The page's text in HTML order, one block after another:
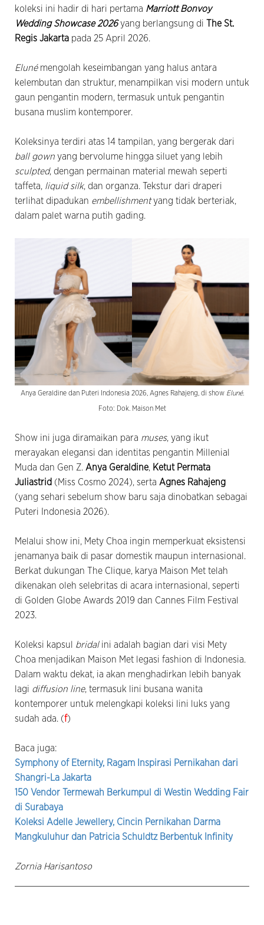
koleksi ini hadir di hari pertama Marriott Bonvoy
Wedding Showcase 2026yang berlangsung di
The St.
Regis Jakarta pada 25 April 2026.
Eluné mengolah keseimbangan yang halus antara
kelembutan dan struktur, menampilkan visi modern untuk
gaun pengantin modern, termasuk untuk pengantin
busana muslim kontemporer.
Koleksinya terdiri atas 14 tampilan, yang bergerak dari
ball gown yang bervolume hingga siluet yang lebih
sculpted, dengan permainan material mewah seperti
taffeta, liquid silk, dan organza. Tekstur dari draperi
terlihat dipadukan embellishmentyang tidak berteriak,
dalam palet warna putih gading.
Anya Geraldine dan Puteri Indonesia 2026, Agnes Rahajeng, di show Eluné.
Foto: Dok. Maison Met
Show ini juga diramaikan para muses, yang ikut
merayakan elegansi dan identitas pengantin Millenial
Muda dan Gen Z. Anya Geraldine, Ketut Permata
Juliastrid (Miss Cosmo 2024), serta Agnes Rahajeng
(yang sehari sebelum show baru saja dinobatkan sebagai
Puteri Indonesia 2026).
Melalui show ini, Mety Choa ingin memperkuat eksistensi
jenamanya baik di pasar domestik maupun internasional.
Berkat dukungan The Clique, karya Maison Met telah
dikenakan oleh selebritas di acara internasional, seperti
di Golden Globe Awards 2019 dan Cannes Film Festival
2023.
Koleksi kapsul bridal ini adalah bagian dari visi Mety
Choa menjadikan Maison Met legasi fashion di Indonesia.
Dalam waktu dekat, ia akan menghadirkan lebih banyak
lagi diffusion line, termasuk lini busana wanita
kontemporer untuk melengkapi koleksi lini luks yang
sudah ada. (f)
Baca juga:
Symphony of Eternity, Ragam Inspirasi Pernikahan dari
Shangri-La Jakarta
150 Vendor Termewah Berkumpul di Westin Wedding Fair
di Surabaya
Koleksi Adelle Jewellery, Cincin Pernikahan Darma
Mangkuluhur dan Patricia Schuldtz Berbentuk Infinity
Zornia Harisantoso